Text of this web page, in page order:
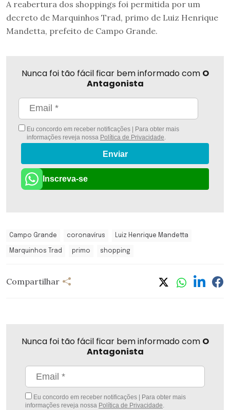
A reabertura dos shoppings foi permitida por um
decreto de Marquinhos Trad, primo de Luiz Henrique
Mandetta, prefeito de Campo Grande.
Nunca foi tão fácil ficar bem informado com O
Antagonista
Eu concordo em receber notificações | Para obter mais
informações reveja nossa Política de Privacidade
Enviar
Inscreva-se
Campo Grande coronavírus Luiz Henrique Mandetta
Marquinhos Trad primo shopping
Compartilhar
Nunca foi tão fácil ficar bem informado com O
Antagonista
Eu concordo em receber notificações | Para obter mais
informações reveja nossa Política de Privacidade.